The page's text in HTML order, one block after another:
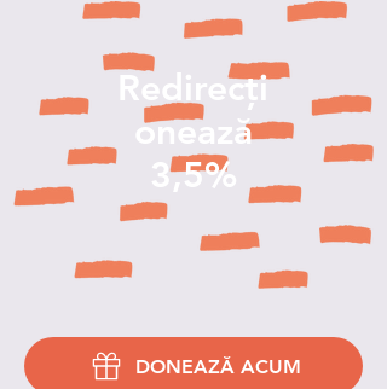
Redirecți
onează
3,5%
DONEAZĂ ACUM